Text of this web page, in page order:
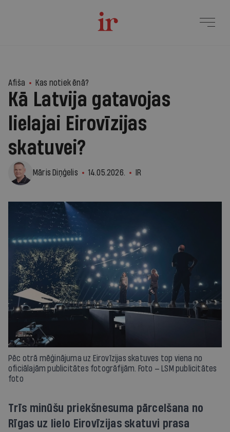
Afiša Kas notiek ēnā?
Kā Latvija gatavojas
lielajai Eirovīzijas
skatuvei?
Māris Diņģelis 14.05.2026. IR
Pēc otrā mēģinājuma uz Eirovīzijas skatuves top viena no
oficiālajām publicitātes fotogrāfijām. Foto — LSM publicitātes
foto
Trīs minūšu priekšnesuma pārcelšana no
Rīgas uz lielo Eirovīzijas skatuvi prasa